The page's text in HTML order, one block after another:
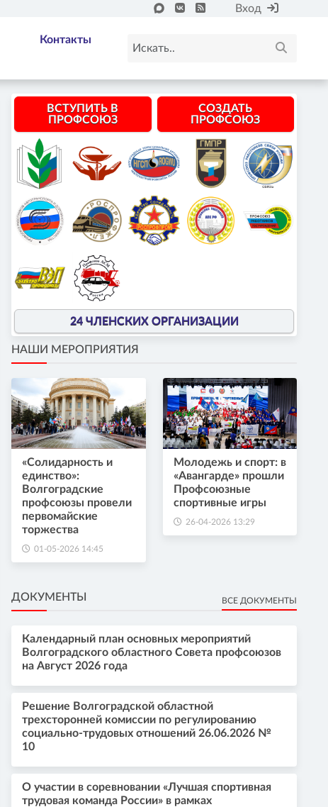
Вход
Контакты
ВСТУПИТЬ В
ПРОФСОЮЗ
СОЗДАТЬ
ПРОФСОЮЗ
24 ЧЛЕНСКИХ ОРГАНИЗАЦИИ
НАШИ МЕРОПРИЯТИЯ
«Солидарность и
единство»:
Волгоградские
профсоюзы провели
первомайские
торжества
01-05-2026 14:45
Молодежь и спорт: в
«Авангарде» прошли
Профсоюзные
спортивные игры
26-04-2026 13:29
ДОКУМЕНТЫ ВСЕ ДОКУМЕНТЫ
Календарный план основных мероприятий
Волгоградского областного Совета профсоюзов
на Август 2026 года
Решение Волгоградской областной
трехсторонней комиссии по регулированию
социально-трудовых отношений 26.06.2026 №
10
О участии в соревновании «Лучшая спортивная
трудовая команда России» в рамках